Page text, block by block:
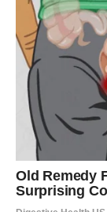
VAGA –
straha.”
Tvoj anđeo u
Predugo si
mir bez
U ljubavi, ne